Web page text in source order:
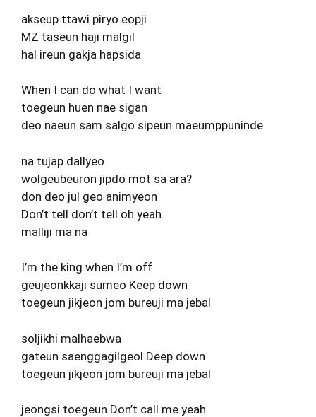
akseup ttawi piryo eopji
MZ taseun haji malgil
hal ireun gakja hapsida
When I can do what I want
toegeun huen nae sigan
deo naeun sam salgo sipeun maeumppuninde
na tujap dallyeo
wolgeubeuron jipdo mot sa ara?
don deo jul geo animyeon
Don’t tell don’t tell oh yeah
malliji ma na
I’m the king when I’m off
geujeonkkaji sumeo Keep down
toegeun jikjeon jom bureuji ma jebal
soljikhi malhaebwa
gateun saenggagilgeol Deep down
toegeun jikjeon jom bureuji ma jebal
jeongsi toegeun Don’t call me yeah